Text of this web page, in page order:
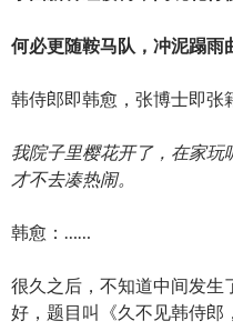
何必更随鞍马队，冲泥蹋雨
韩侍郎即韩愈，张博士即张
我院子里樱花开了，在家
才不去凑热闹。
韩愈：……
很久之后，不知道中间发生
好，题目叫《久不见韩侍郎